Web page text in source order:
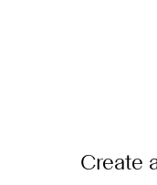
Create